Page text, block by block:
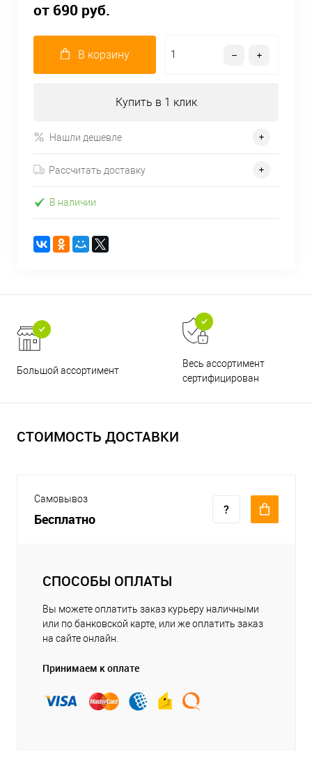
от 690 руб.
В корзину
Купить в 1 клик
Нашли дешевле
Рассчитать доставку
В наличии
Большой ассортимент
Весь ассортимент
сертифицирован
СТОИМОСТЬ ДОСТАВКИ
Самовывоз
Бесплатно
СПОСОБЫ ОПЛАТЫ
Вы можете оплатить заказ курьеру наличными
или по банковской карте, или же оплатить заказ
на сайте онлайн.
Принимаем к оплате